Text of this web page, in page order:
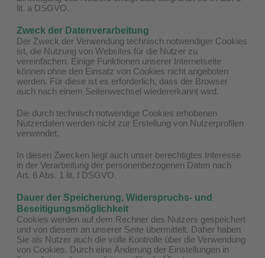
lit. a DSGVO.
Zweck der Datenverarbeitung
Der Zweck der Verwendung technisch notwendiger Cookies
ist, die Nutzung von Websites für die Nutzer zu
vereinfachen. Einige Funktionen unserer Internetseite
können ohne den Einsatz von Cookies nicht angeboten
werden. Für diese ist es erforderlich, dass der Browser
auch nach einem Seitenwechsel wiedererkannt wird.
Die durch technisch notwendige Cookies erhobenen
Nutzerdaten werden nicht zur Erstellung von Nutzerprofilen
verwendet.
In diesen Zwecken liegt auch unser berechtigtes Interesse
in der Verarbeitung der personenbezogenen Daten nach
Art. 6 Abs. 1 lit. f DSGVO.
Dauer der Speicherung, Widerspruchs- und
Beseitigungsmöglichkeit
Cookies werden auf dem Rechner des Nutzers gespeichert
und von diesem an unserer Seite übermittelt. Daher haben
Sie als Nutzer auch die volle Kontrolle über die Verwendung
von Cookies. Durch eine Änderung der Einstellungen in